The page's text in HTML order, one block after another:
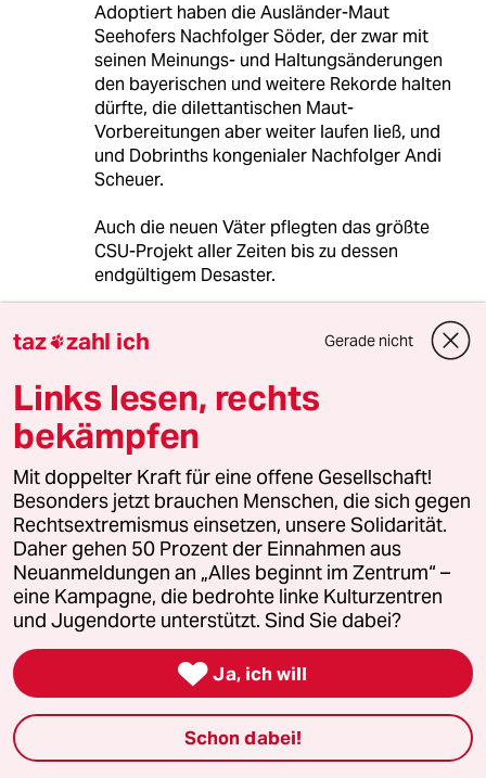
Adoptiert haben die Ausländer-Maut
Seehofers Nachfolger Söder, der zwar mit
seinen Meinungs- und Haltungsänderungen
den bayerischen und weitere Rekorde halten
dürfte, die dilettantischen Maut-
Vorbereitungen aber weiter laufen ließ, und
und Dobrinths kongenialer Nachfolger Andi
Scheuer.
Auch die neuen Väter pflegten das größte
CSU-Projekt aller Zeiten bis zu dessen
endgültigem Desaster.
Alle Beteiligten haben übrigens garnichts zu
bereuen, war die "Ausländer--Maut" doch von
Und da gilt doch wohl der alte Spruch aller PR-
Zyniker: Bad News are good News.
Also: Mehr Bad News geht nicht und deshalb
sollten die vier hier genannten Haupt-
Beteiligten des Desasters mit der CSU-Bad-
Nes-Nadel in Gold mit Lodenband und
Gamsbart ausgezeichnet werden.
Kappert Joachim
07.07.2023,07:47 Uhr
Als Pausenclown ist er Gold wert.
taz zahl ich Gerade nicht
Links lesen, rechts
bekämpfen
Mit doppelter Kraft für eine offene Gesellschaft!
Besonders jetzt brauchen Menschen, die sich gegen
Rechtsextremismus einsetzen, unsere Solidarität.
Daher gehen 50 Prozent der Einnahmen aus
Neuanmeldungen an „Alles beginnt im Zentrum“ –
eine Kampagne, die bedrohte linke Kulturzentren
und Jugendorte unterstützt. Sind Sie dabei?
 Ja, ich will
Schon dabei!